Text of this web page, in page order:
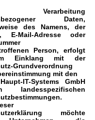
Daten,
des Namens, der
E-Mail-Adresse oder
Person, erfolgt
Einklang mit der
Grundverordnung
mit den
IT-Systems GmbH
landesspezifischen
möchte